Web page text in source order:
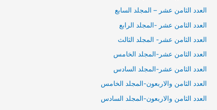
العدد الثامن عشر – المجلد السابع
العدد الثامن عشر -المجلد الرابع
العدد الثامن عشر- المجلد الثالث
العدد الثامن عشر-المجلد الخامس
العدد الثامن عشر-المجلد السادس
العدد الثامن والاربعون-المجلد الخامس
العدد الثامن والاربعون-المجلد السادس